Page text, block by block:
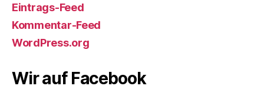
Eintrags-Feed
Kommentar-Feed
WordPress.org
Wir auf Facebook